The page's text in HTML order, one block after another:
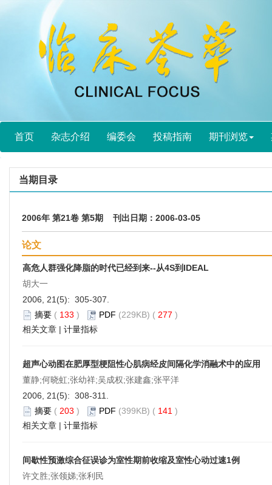
首页 杂志介绍 编委会 投稿指南 期刊浏览
当期目录
2006年 第21卷 第5期 刊出日期：2006-03-05
论文
高危人群强化降脂的时代已经到来--从4S到IDEAL
胡大一
2006, 21(5): 305-307.
摘要 ( 133 ) PDF (229KB) ( 277 )
相关文章 | 计量指标
超声心动图在肥厚型梗阻性心肌病经皮间隔化学消融术中的应用
董静;何晓虹;张幼祥;吴成权;张建鑫;张平洋
2006, 21(5): 308-311.
摘要 ( 203 ) PDF (399KB) ( 141 )
相关文章 | 计量指标
间歇性预激综合征误诊为室性期前收缩及室性心动过速1例
许文胜;张领娣;张利民